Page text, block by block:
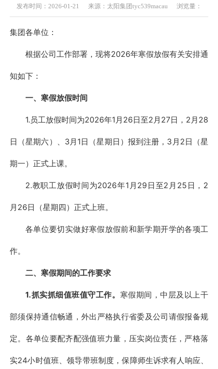
发布时间：2026-01-21 来源：太阳集团tyc539macau 浏览量：
集团各单位：
根据公司工作部署，现将2026年寒假放假有关安排通
知如下：
一、寒假放假时间
1.员工放假时间为2026年1月26日至2月27日，2月28
日（星期六）、3月1日（星期日）报到注册，3月2日（星
期一）正式上课。
2.教职工放假时间为2026年1月29日至2月25日，2
月26日（星期四）正式上班。
各单位要切实做好寒假放假前和新学期开学的各项工
作。
二、寒假期间的工作要求
1.抓实抓细值班值守工作。 寒假期间，中层及以上干
部须保持通信畅通，外出严格执行省委及公司请假报备规
定。各单位要配齐配强值班力量，压实岗位责任，严格落
实24小时值班、领导带班制度，保障师生诉求有人响应、